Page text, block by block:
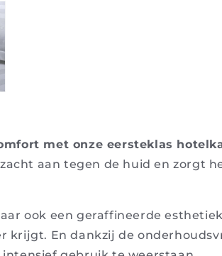
met onze eersteklas
aan tegen de huid en zorgt
ook een geraffineerde
krijgt. En dankzij de